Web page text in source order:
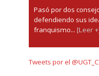
Pasó por dos
defendiendo sus
franquismo... [Leer
Tweets por el